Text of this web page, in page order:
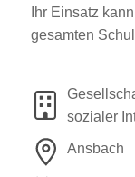
Ihr Einsatz
gesamten
sozialer
Ansbach